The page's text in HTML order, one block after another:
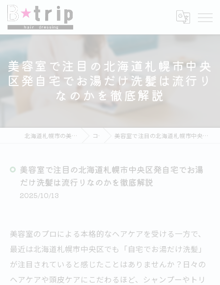
美容室で注目の北海道札幌市中央
区発自宅でお湯だけ洗髪は流行り
なのかを徹底解説
北海道札幌市の美容室ならB★trip hair dressing コラム 美容室で注目の北海道札幌市中央区発自宅でお湯だけ洗髪は流行りなのかを徹底解説
美容室で注目の北海道札幌市中央区発自宅でお湯
だけ洗髪は流行りなのかを徹底解説
2025/10/13
美容室のプロによる本格的なヘアケアを受ける一方で、
最近は北海道札幌市中央区でも「自宅でお湯だけ洗髪」
が注目されていると感じたことはありませんか？日々の
ヘアケアや頭皮ケアにこだわるほど、シャンプーやトリ